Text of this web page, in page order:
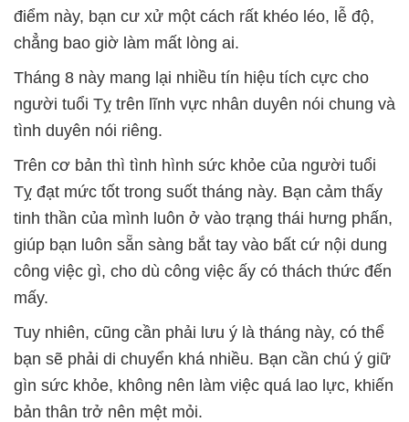
điểm này, bạn cư xử một cách rất khéo léo, lễ độ,
chẳng bao giờ làm mất lòng ai.
Tháng 8 này mang lại nhiều tín hiệu tích cực cho
người tuổi Tỵ trên lĩnh vực nhân duyên nói chung và
tình duyên nói riêng.
Trên cơ bản thì tình hình sức khỏe của người tuổi
Tỵ đạt mức tốt trong suốt tháng này. Bạn cảm thấy
tinh thần của mình luôn ở vào trạng thái hưng phấn,
giúp bạn luôn sẵn sàng bắt tay vào bất cứ nội dung
công việc gì, cho dù công việc ấy có thách thức đến
mấy.
Tuy nhiên, cũng cần phải lưu ý là tháng này, có thể
bạn sẽ phải di chuyển khá nhiều. Bạn cần chú ý giữ
gìn sức khỏe, không nên làm việc quá lao lực, khiến
bản thân trở nên mệt mỏi.